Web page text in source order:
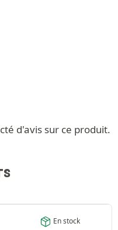
d'avis sur ce produit.
En stock